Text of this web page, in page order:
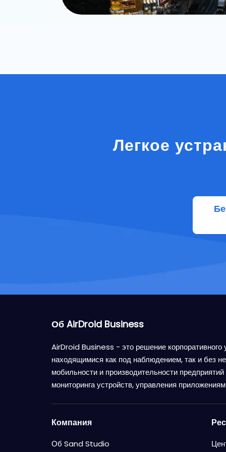
Легкое
Об AirDroid Business
AirDroid Business - это решение корпоративного
находящимися как под наблюдением, так и без
мобильности и производительности
мониторинга устройств, управления
Компания
Об Sand Studio